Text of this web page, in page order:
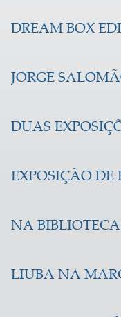
DREAM BOX
JORGE
DUAS
EXPOSIÇÃO
NA
LIUBA NA